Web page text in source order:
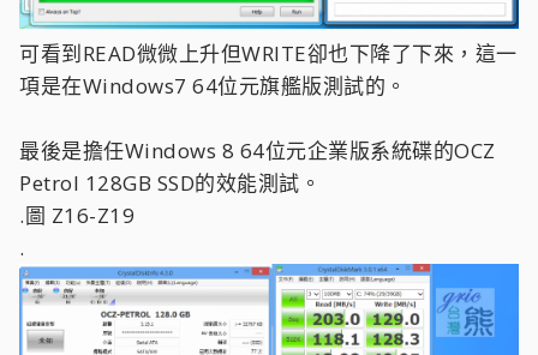
可看到READ微微上升但WRITE卻也下降了下來，這一
項是在Windows7 64位元旗艦版測試的。
最後是擔任Windows 8 64位元企業版系統碟的OCZ
Petrol 128GB SSD的效能測試。
.圖 Z16-Z19
.